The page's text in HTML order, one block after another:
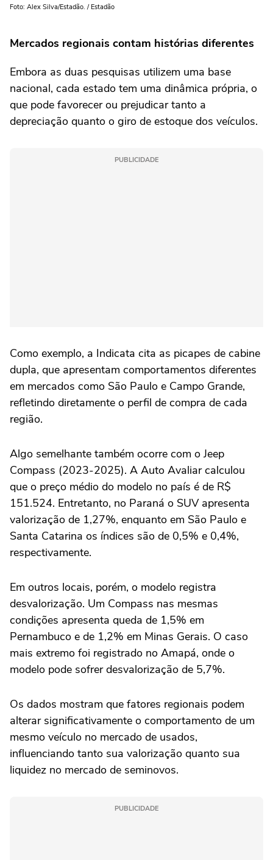
Foto: Alex Silva/Estadão. / Estadão
Mercados regionais contam histórias diferentes
Embora as duas pesquisas utilizem uma base
nacional, cada estado tem uma dinâmica própria, o
que pode favorecer ou prejudicar tanto a
depreciação quanto o giro de estoque dos veículos.
PUBLICIDADE
Como exemplo, a Indicata cita as picapes de cabine
dupla, que apresentam comportamentos diferentes
em mercados como São Paulo e Campo Grande,
refletindo diretamente o perfil de compra de cada
região.
Algo semelhante também ocorre com o Jeep
Compass (2023-2025). A Auto Avaliar calculou
que o preço médio do modelo no país é de R$
151.524. Entretanto, no Paraná o SUV apresenta
valorização de 1,27%, enquanto em São Paulo e
Santa Catarina os índices são de 0,5% e 0,4%,
respectivamente.
Em outros locais, porém, o modelo registra
desvalorização. Um Compass nas mesmas
condições apresenta queda de 1,5% em
Pernambuco e de 1,2% em Minas Gerais. O caso
mais extremo foi registrado no Amapá, onde o
modelo pode sofrer desvalorização de 5,7%.
Os dados mostram que fatores regionais podem
alterar significativamente o comportamento de um
mesmo veículo no mercado de usados,
influenciando tanto sua valorização quanto sua
liquidez no mercado de seminovos.
PUBLICIDADE